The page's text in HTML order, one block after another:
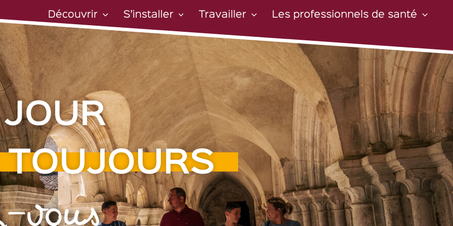
Découvrir S’installer Travailler Les professionnels de santé